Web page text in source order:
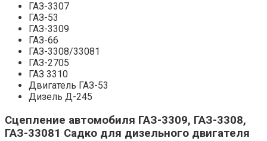
ГАЗ-3307
ГАЗ-53
ГАЗ-3309
ГАЗ-66
ГАЗ-3308/33081
ГАЗ-2705
ГАЗ 3310
Двигатель ГАЗ-53
Дизель Д-245
Сцепление автомобиля ГАЗ-3309, ГАЗ-3308,
ГАЗ-33081 Садко для дизельного двигателя